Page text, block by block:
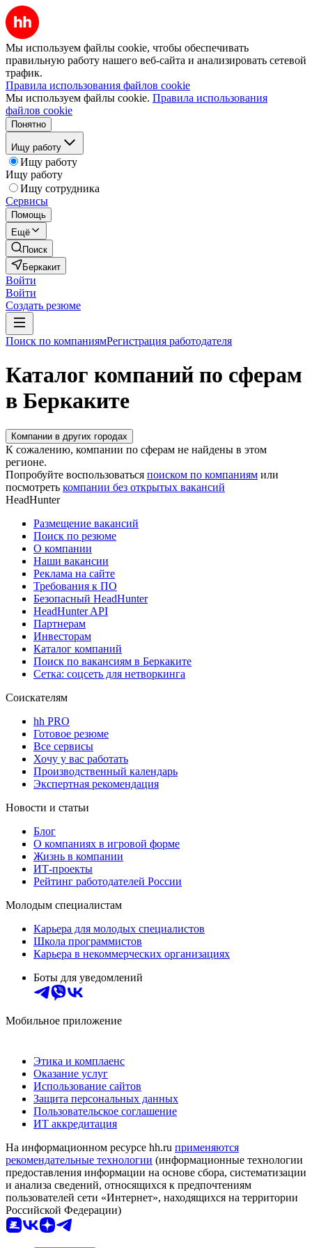
Мы используем файлы cookie, чтобы обеспечивать
правильную работу нашего веб-сайта и анализировать сетевой
трафик.
Правила использования файлов cookie
Мы используем файлы cookie. Правила использования
файлов cookie
Понятно
Ищу работу
Ищу работу
Ищу работу
Ищу сотрудника
Сервисы
Помощь
Ещё
Поиск
Беркакит
Войти
Войти
Создать резюме
Поиск по компаниямРегистрация работодателя
Каталог компаний по сферам
в Беркаките
Компании в других городах
К сожалению, компании по сферам не найдены в этом
регионе.
Попробуйте воспользоваться поиском по компаниям или
посмотреть компании без открытых вакансий
HeadHunter
Размещение вакансий
Поиск по резюме
О компании
Наши вакансии
Реклама на сайте
Требования к ПО
Безопасный HeadHunter
HeadHunter API
Партнерам
Инвесторам
Каталог компаний
Поиск по вакансиям в Беркаките
Сетка: соцсеть для нетворкинга
Соискателям
hh PRO
Готовое резюме
Все сервисы
Хочу у вас работать
Производственный календарь
Экспертная рекомендация
Новости и статьи
Блог
О компаниях в игровой форме
Жизнь в компании
ИТ-проекты
Рейтинг работодателей России
Молодым специалистам
Карьера для молодых специалистов
Школа программистов
Карьера в некоммерческих организациях
Боты для уведомлений
Мобильное приложение
Этика и комплаенс
Оказание услуг
Использование сайтов
Защита персональных данных
Пользовательское соглашение
ИТ аккредитация
На информационном ресурсе hh.ru применяются
рекомендательные технологии (информационные технологии
предоставления информации на основе сбора, систематизации
и анализа сведений, относящихся к предпочтениям
пользователей сети «Интернет», находящихся на территории
Российской Федерации)